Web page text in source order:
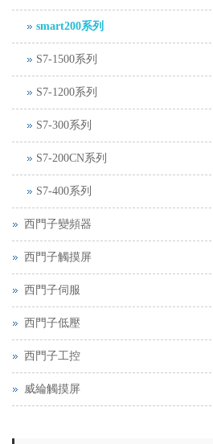
smart200系列
S7-1500系列
S7-1200系列
S7-300系列
S7-200CN系列
S7-400系列
西門子變頻器
西門子觸摸屏
西門子伺服
西門子低壓
西門子工控
威綸觸摸屏